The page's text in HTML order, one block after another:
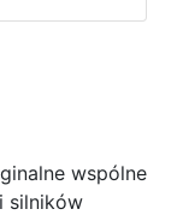
wspólne
silników